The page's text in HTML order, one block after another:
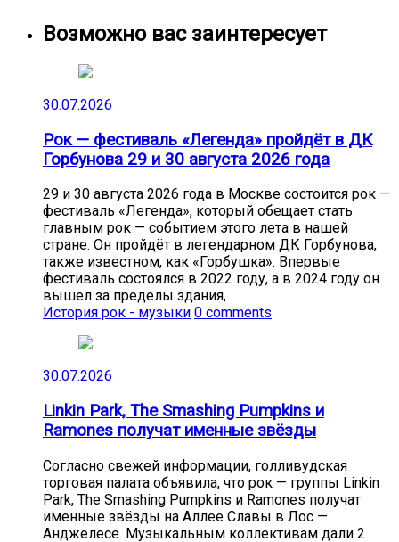
Возможно вас заинтересует
30.07.2026
Рок — фестиваль «Легенда» пройдёт в ДК
Горбунова 29 и 30 августа 2026 года
29 и 30 августа 2026 года в Москве состоится рок —
фестиваль «Легенда», который обещает стать
главным рок — событием этого лета в нашей
стране. Он пройдёт в легендарном ДК Горбунова,
также известном, как «Горбушка». Впервые
фестиваль состоялся в 2022 году, а в 2024 году он
вышел за пределы здания,
История рок - музыки 0 comments
30.07.2026
Linkin Park, The Smashing Pumpkins и
Ramones получат именные звёзды
Согласно свежей информации, голливудская
торговая палата объявила, что рок — группы Linkin
Park, The Smashing Pumpkins и Ramones получат
именные звёзды на Аллее Славы в Лос —
Анджелесе. Музыкальным коллективам дали 2